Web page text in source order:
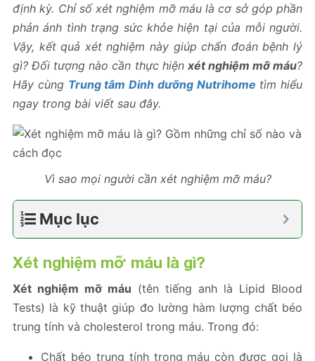
định kỳ. Chỉ số xét nghiệm mỡ máu là cơ sở góp phần
phản ánh tình trạng sức khỏe hiện tại của mỗi người.
Vậy, kết quả xét nghiệm này giúp chẩn đoán bệnh lý
gì? Đối tượng nào cần thực hiện xét nghiệm mỡ máu?
Hãy cùng Trung tâm Dinh dưỡng Nutrihome tìm hiểu
ngay trong bài viết sau đây.
Vì sao mọi người cần xét nghiệm mỡ máu?
Mục lục
Xét nghiệm mỡ máu là gì?
Xét nghiệm mỡ máu (tên tiếng anh là Lipid Blood
Tests) là kỹ thuật giúp đo lường hàm lượng chất béo
trung tính và cholesterol trong máu. Trong đó:
Chất béo trung tính trong máu còn được gọi là